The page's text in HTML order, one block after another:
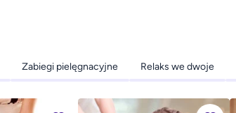
Zabiegi pielęgnacyjne Relaks we dwoje